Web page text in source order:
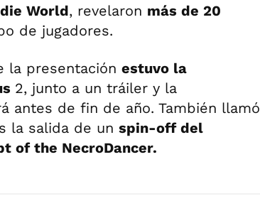
World, revelaron más de 20
de jugadores.
la presentación estuvo la
2, junto a un tráiler y la
antes de fin de año. También llamó
la salida de un spin-off del
of the NecroDancer.